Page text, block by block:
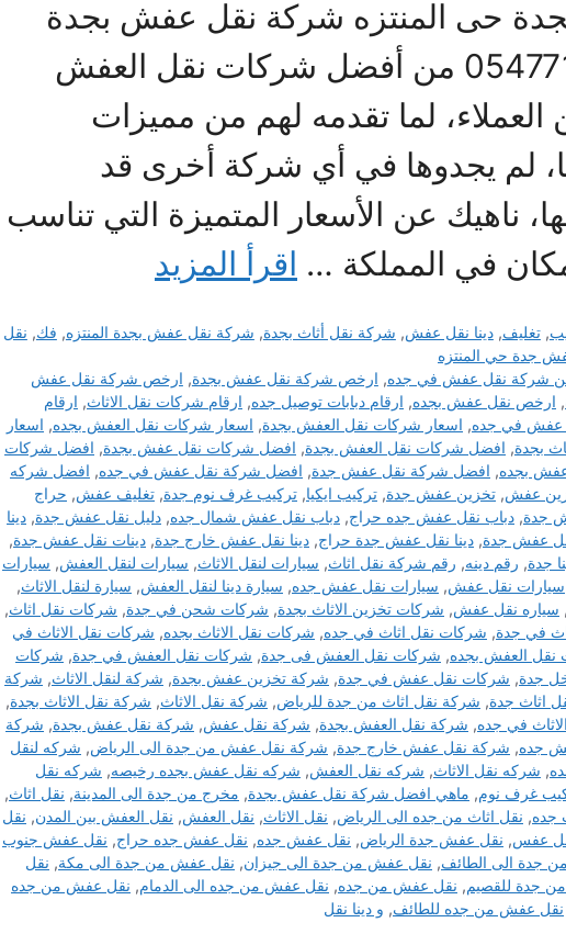
حى المنتزه شركة نقل عفش بجدة
حى المنتزه 0547711225 من أفضل شركات نقل العفش
العملاء، لما تقدمه لهم من مميزات
لم يجدوها في أي شركة أخرى قد
ناهيك عن الأسعار المتميزة التي تناسب
في المملكة … اقرأ المزيد
,تغليف,دينا نقل عفش, شركة نقل أثاث بجدة, شركة نقل عفش بجدة المنتزه, فك, نقل
جدة حي المنتزه
شركة نقل عفش في جده, ارخص شركة نقل عفش بجدة, ارخص شركة نقل عفش
, ارخص نقل عفش بجده, ارقام دبابات توصيل جده, ارقام شركات نقل الاثاث, ارقام
عفش في جده, اسعار شركات نقل العفش بجدة, اسعار شركات نقل العفش بجده, اسعار
بجدة, افضل شركات نقل العفش بجدة, افضل شركات نقل عفش بجدة, افضل شركات
بجده, افضل شركة نقل عفش جدة, افضل شركة نقل عفش في جده, افضل شركه
عفش, تخزين عفش جدة, تركيب ايكيا, تركيب غرف نوم جدة, تغليف عفش, حراج
جدة, دباب نقل عفش جده حراج, دباب نقل عفش شمال جده, دليل نقل عفش جدة, دينا
عفش جدة, دينا نقل عفش جدة حراج, دينا نقل عفش خارج جدة, دينات نقل عفش جدة,
جدة, رقم دينه, رقم شركة نقل اثاث, سيارات لنقل الاثاث, سيارات لنقل العفش, سيارات
سيارات نقل عفش, سيارات نقل عفش جده, سيارة دينا لنقل العفش, سيارة لنقل الاثاث,
, سياره نقل عفش, شركات تخزين الاثاث بجدة, شركات شحن في جدة, شركات نقل اثاث,
في جدة, شركات نقل اثاث في جده, شركات نقل الاثاث بجده, شركات نقل الاثاث في
نقل العفش بجده, شركات نقل العفش فى جدة, شركات نقل العفش في جدة, شركات
جدة, شركات نقل عفش في جدة, شركة تخزين عفش بجدة, شركة لنقل الاثاث, شركة
اثاث جدة, شركة نقل اثاث من جدة للرياض, شركة نقل الاثاث, شركة نقل الاثاث بجدة,
في جده, شركة نقل العفش بجدة, شركة نقل عفش, شركة نقل عفش بجدة, شركة
جده, شركة نقل عفش خارج جدة, شركة نقل عفش من جدة الى الرياض, شركه لنقل
, شركه نقل الاثاث, شركه نقل العفش, شركه نقل عفش بجده رخيصه, شركه نقل
غرف نوم, ماهي افضل شركة نقل عفش بجدة, مخرج من جدة الى المدينة, نقل اثاث,
جده, نقل اثاث من جده الى الرياض, نقل الاثاث, نقل العفش, نقل العفش بين المدن, نقل
عفس, نقل عفش جدة الرياض, نقل عفش جده, نقل عفش جده حراج, نقل عفش جنوب
جدة الى الطائف, نقل عفش من جدة الى جيزان, نقل عفش من جدة الى مكة, نقل
جدة للقصيم, نقل عفش من جده, نقل عفش من جده الى الدمام, نقل عفش من جده
نقل عفش من جده للطائف, و دينا نقل